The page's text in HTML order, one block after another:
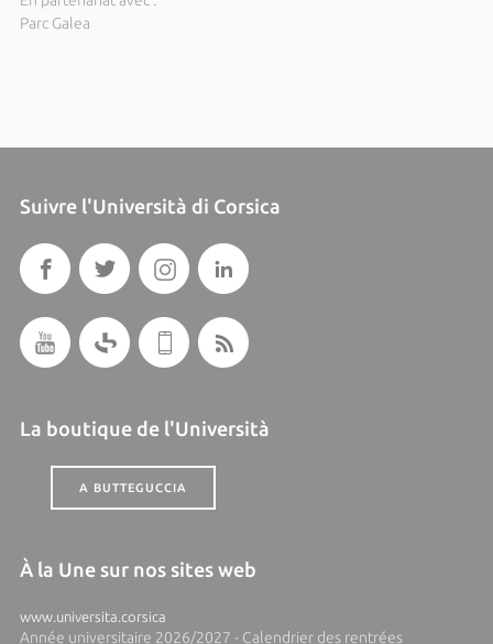
Parc Galea
Suivre l'Università di Corsica
La boutique de l'Università
A BUTTEGUCCIA
À la Une sur nos sites web
www.universita.corsica
Année universitaire 2026/2027 - Calendrier des rentrées